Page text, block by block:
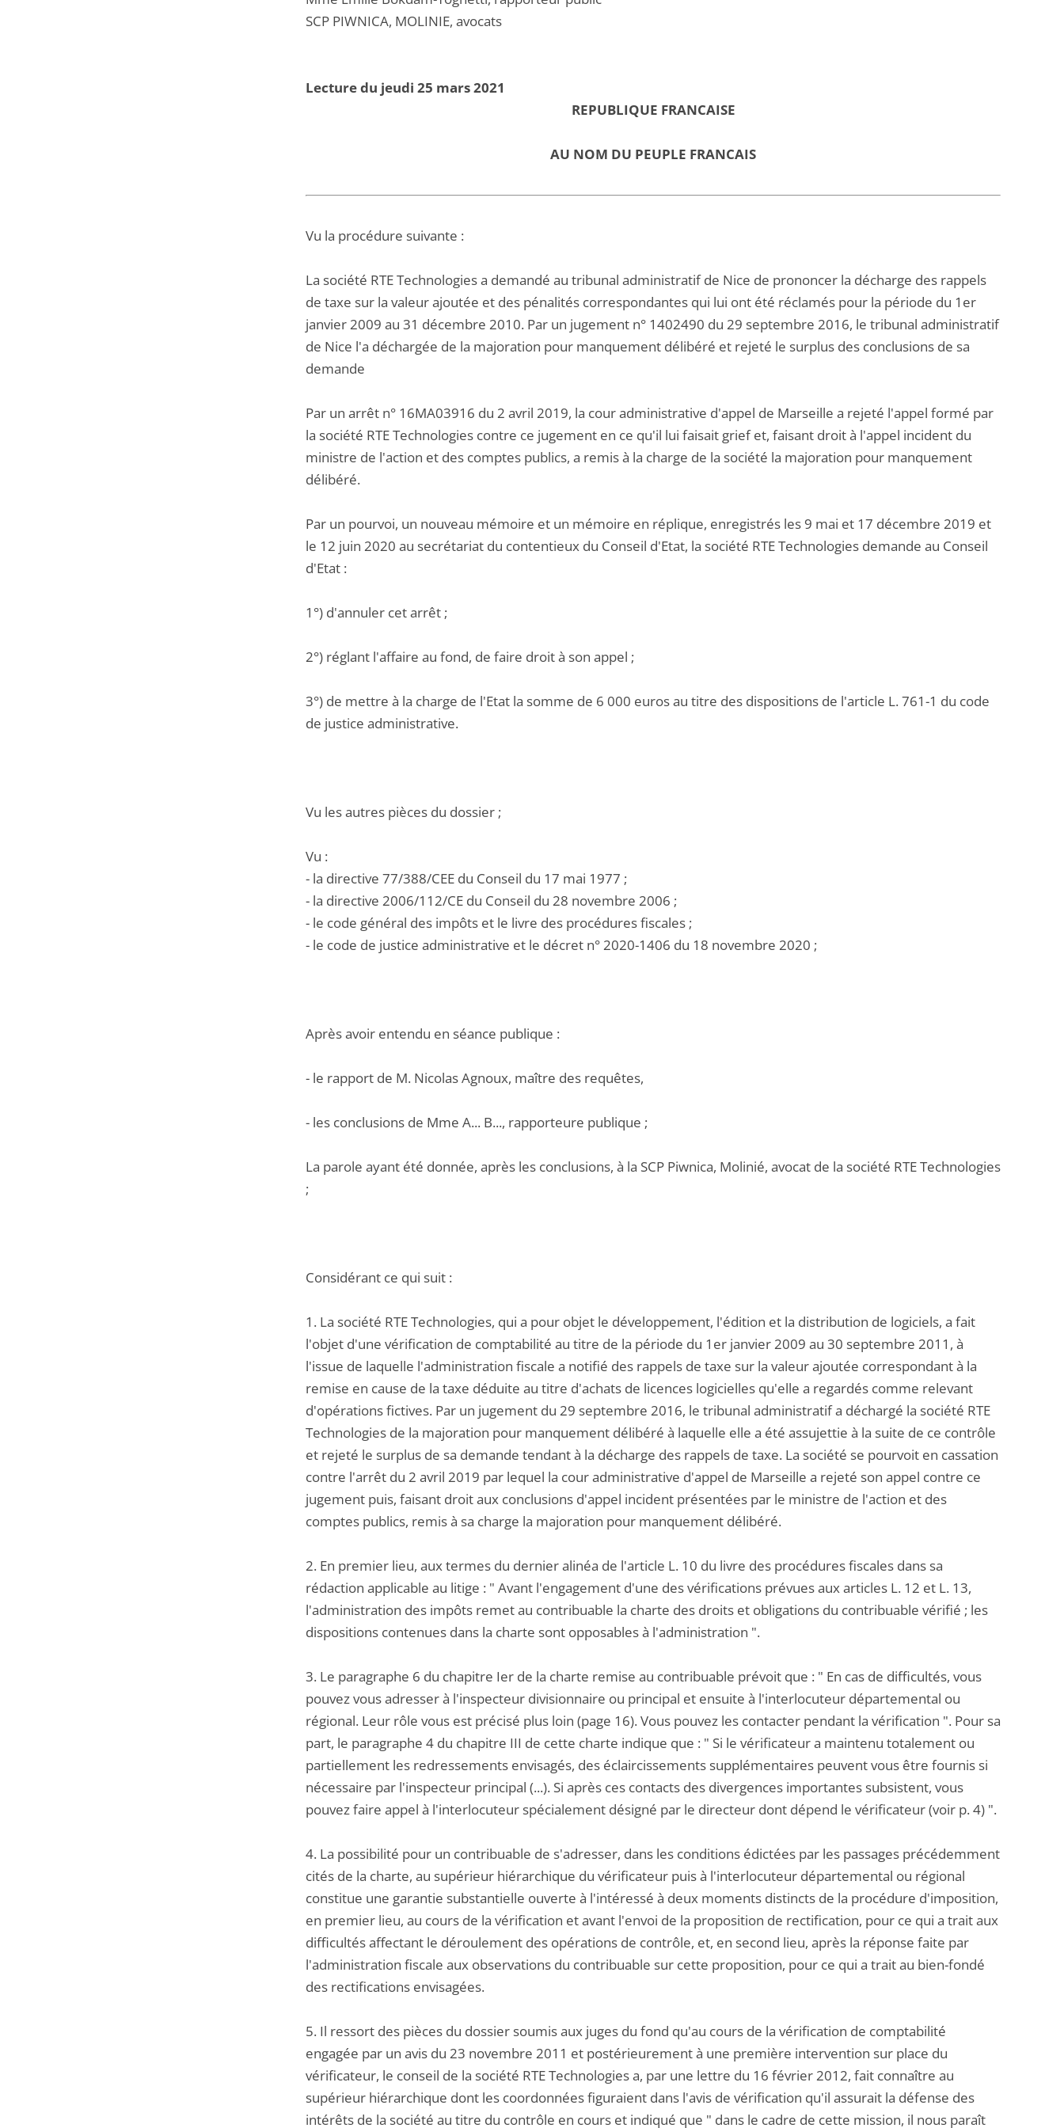
SCP PIWNICA, MOLINIE, avocats
Lecture du jeudi 25 mars 2021
REPUBLIQUE FRANCAISE
AU NOM DU PEUPLE FRANCAIS
Vu la procédure suivante :
La société RTE Technologies a demandé au tribunal administratif de Nice de prononcer la décharge des rappels
de taxe sur la valeur ajoutée et des pénalités correspondantes qui lui ont été réclamés pour la période du 1er
janvier 2009 au 31 décembre 2010. Par un jugement n° 1402490 du 29 septembre 2016, le tribunal administratif
de Nice l'a déchargée de la majoration pour manquement délibéré et rejeté le surplus des conclusions de sa
demande
Par un arrêt n° 16MA03916 du 2 avril 2019, la cour administrative d'appel de Marseille a rejeté l'appel formé par
la société RTE Technologies contre ce jugement en ce qu'il lui faisait grief et, faisant droit à l'appel incident du
ministre de l'action et des comptes publics, a remis à la charge de la société la majoration pour manquement
délibéré.
Par un pourvoi, un nouveau mémoire et un mémoire en réplique, enregistrés les 9 mai et 17 décembre 2019 et
le 12 juin 2020 au secrétariat du contentieux du Conseil d'Etat, la société RTE Technologies demande au Conseil
d'Etat :
1°) d'annuler cet arrêt ;
2°) réglant l'affaire au fond, de faire droit à son appel ;
3°) de mettre à la charge de l'Etat la somme de 6 000 euros au titre des dispositions de l'article L. 761-1 du code
de justice administrative.
Vu les autres pièces du dossier ;
Vu :
- la directive 77/388/CEE du Conseil du 17 mai 1977 ;
- la directive 2006/112/CE du Conseil du 28 novembre 2006 ;
- le code général des impôts et le livre des procédures fiscales ;
- le code de justice administrative et le décret n° 2020-1406 du 18 novembre 2020 ;
Après avoir entendu en séance publique :
- le rapport de M. Nicolas Agnoux, maître des requêtes,
- les conclusions de Mme A... B..., rapporteure publique ;
La parole ayant été donnée, après les conclusions, à la SCP Piwnica, Molinié, avocat de la société RTE Technologies
;
Considérant ce qui suit :
1. La société RTE Technologies, qui a pour objet le développement, l'édition et la distribution de logiciels, a fait
l'objet d'une vérification de comptabilité au titre de la période du 1er janvier 2009 au 30 septembre 2011, à
l'issue de laquelle l'administration fiscale a notifié des rappels de taxe sur la valeur ajoutée correspondant à la
remise en cause de la taxe déduite au titre d'achats de licences logicielles qu'elle a regardés comme relevant
d'opérations fictives. Par un jugement du 29 septembre 2016, le tribunal administratif a déchargé la société RTE
Technologies de la majoration pour manquement délibéré à laquelle elle a été assujettie à la suite de ce contrôle
et rejeté le surplus de sa demande tendant à la décharge des rappels de taxe. La société se pourvoit en cassation
contre l'arrêt du 2 avril 2019 par lequel la cour administrative d'appel de Marseille a rejeté son appel contre ce
jugement puis, faisant droit aux conclusions d'appel incident présentées par le ministre de l'action et des
comptes publics, remis à sa charge la majoration pour manquement délibéré.
2. En premier lieu, aux termes du dernier alinéa de l'article L. 10 du livre des procédures fiscales dans sa
rédaction applicable au litige : " Avant l'engagement d'une des vérifications prévues aux articles L. 12 et L. 13,
l'administration des impôts remet au contribuable la charte des droits et obligations du contribuable vérifié ; les
dispositions contenues dans la charte sont opposables à l'administration ".
3. Le paragraphe 6 du chapitre Ier de la charte remise au contribuable prévoit que : " En cas de difficultés, vous
pouvez vous adresser à l'inspecteur divisionnaire ou principal et ensuite à l'interlocuteur départemental ou
régional. Leur rôle vous est précisé plus loin (page 16). Vous pouvez les contacter pendant la vérification ". Pour sa
part, le paragraphe 4 du chapitre III de cette charte indique que : " Si le vérificateur a maintenu totalement ou
partiellement les redressements envisagés, des éclaircissements supplémentaires peuvent vous être fournis si
nécessaire par l'inspecteur principal (...). Si après ces contacts des divergences importantes subsistent, vous
pouvez faire appel à l'interlocuteur spécialement désigné par le directeur dont dépend le vérificateur (voir p. 4) ".
4. La possibilité pour un contribuable de s'adresser, dans les conditions édictées par les passages précédemment
cités de la charte, au supérieur hiérarchique du vérificateur puis à l'interlocuteur départemental ou régional
constitue une garantie substantielle ouverte à l'intéressé à deux moments distincts de la procédure d'imposition,
en premier lieu, au cours de la vérification et avant l'envoi de la proposition de rectification, pour ce qui a trait aux
difficultés affectant le déroulement des opérations de contrôle, et, en second lieu, après la réponse faite par
l'administration fiscale aux observations du contribuable sur cette proposition, pour ce qui a trait au bien-fondé
des rectifications envisagées.
5. Il ressort des pièces du dossier soumis aux juges du fond qu'au cours de la vérification de comptabilité
engagée par un avis du 23 novembre 2011 et postérieurement à une première intervention sur place du
vérificateur, le conseil de la société RTE Technologies a, par une lettre du 16 février 2012, fait connaître au
supérieur hiérarchique dont les coordonnées figuraient dans l'avis de vérification qu'il assurait la défense des
intérêts de la société au titre du contrôle en cours et indiqué que " dans le cadre de cette mission, il nous paraît